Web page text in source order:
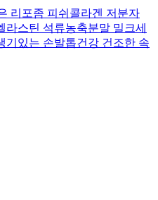
리포좀 피쉬콜라겐 저분자
라스틴 석류농축분말 밀크세
기있는 손발톱건강 건조한 속